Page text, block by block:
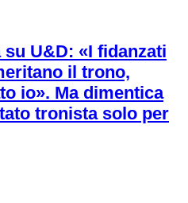
U&D: «I fidanzati
il trono,
io». Ma dimentica
tronista solo per